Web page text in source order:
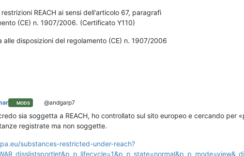
REACH ai sensi dell'articolo 67, paragrafi
(CE) n. 1907/2006. (Certificato Y110)
alle disposizioni del regolamento (CE) n. 1907/2006
MODS @andgarp7
sia soggetta a REACH, ho controllato sul sito europeo e cercando per
registrate ma non soggette.
substances-restricted-under-reach?